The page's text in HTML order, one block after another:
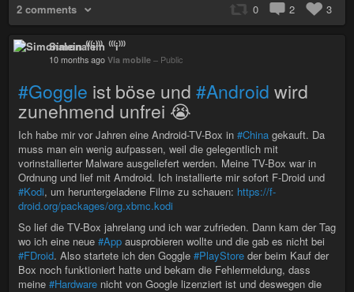
2 comments 0 2 3
Simonalein ⁽⁽⁽i⁾⁾⁾
10 months ago Via mobile – Public
#Goggle ist böse und #Android wird
zunehmend unfrei 😭
Ich habe mir vor Jahren eine Android-TV-Box in #China gekauft. Da
muss man ein wenig aufpassen, weil die gelegentlich mit
vorinstallierter Malware ausgeliefert werden. Meine TV-Box war in
Ordnung und lief mit Amdroid. Ich installierte mir sofort F-Droid und
#Kodi, um heruntergeladene Filme zu schauen: https://f-
droid.org/packages/org.xbmc.kodi
So lief die TV-Box jahrelang und ich war zufrieden. Dann kam der Tag
wo ich eine neue #App ausprobieren wollte und die gab es nicht bei
#FDroid. Also startete ich den Goggle #PlayStore der beim Kauf der
Box noch funktioniert hatte und bekam die Fehlermeldung, dass
meine #Hardware nicht von Google lizenziert ist und deswegen die